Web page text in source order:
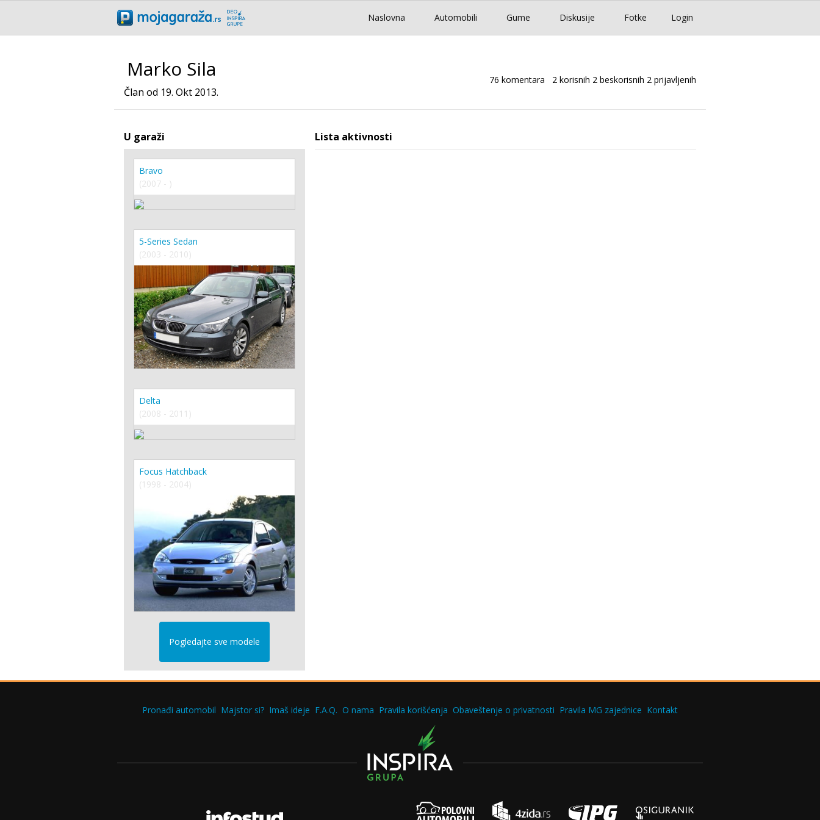
Login
Naslovna Automobili Gume Diskusije Fotke
Marko Sila
Član od 19. Okt 2013.
76 komentara 2 korisnih 2 beskorisnih 2 prijavljenih
U garaži
Bravo
(2007 - )
5-Series Sedan
(2003 - 2010)
Delta
(2008 - 2011)
Focus Hatchback
(1998 - 2004)
Pogledajte sve modele
Lista aktivnosti
Pronađi automobil Majstor si? Imaš ideje F.A.Q. O nama Pravila korišćenja Obaveštenje o privatnosti Pravila MG zajednice Kontakt